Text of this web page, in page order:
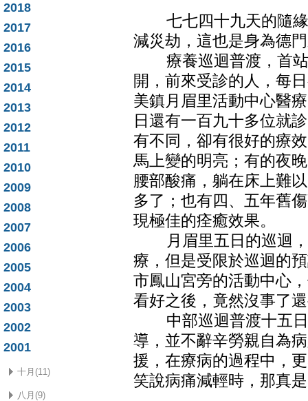
2018
2017
2016
2015
2014
2013
2012
2011
2010
2009
2008
2007
2006
2005
2004
2003
2002
2001
十月(11)
八月(9)
七七四十九天的隨緣
減災劫，這也是身為德
療養巡迴普渡，首站
開，前來受診的人，每
美鎮月眉里活動中心醫
日還有一百九十多位就
有不同，卻有很好的療
馬上變的明亮；有的夜
腰部酸痛，躺在床上難
多了；也有四、五年舊
現極佳的痊癒效果。
月眉里五日的巡迴，
療，但是受限於巡迴的
市鳳山宮旁的活動中心
看好之後，竟然沒事了
中部巡迴普渡十五日
導，並不辭辛勞親自為
援，在療病的過程中，
笑說病痛減輕時，那真